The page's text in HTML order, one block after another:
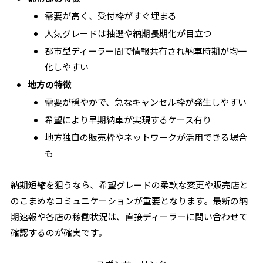
需要が高く、受付枠がすぐ埋まる
人気グレードは抽選や納期長期化が目立つ
都市型ディーラー間で情報共有され納車時期が均一
化しやすい
地方の特徴
需要が穏やかで、急なキャンセル枠が発生しやすい
希望により早期納車が実現するケース有り
地方独自の販売枠やネットワークが活用できる場合
も
納期短縮を狙うなら、希望グレードの柔軟な変更や販売店と
のこまめなコミュニケーションが重要となります。最新の納
期速報や各店の稼働状況は、直接ディーラーに問い合わせて
確認するのが確実です。